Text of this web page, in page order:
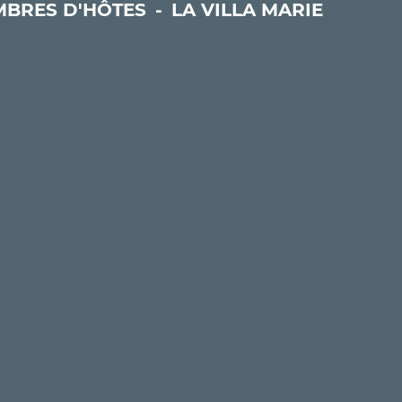
D'HÔTES - LA VILLA MARIE